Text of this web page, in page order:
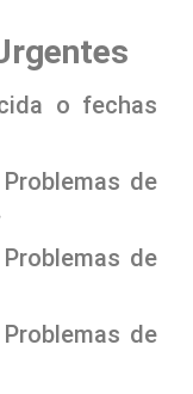
o fechas
Problemas de
Problemas de
Problemas de